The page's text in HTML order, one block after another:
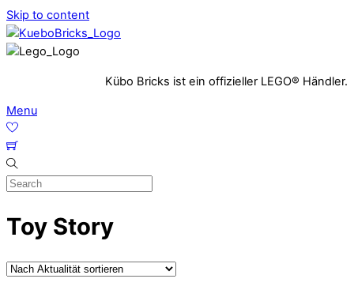
Skip to content
Kübo Bricks ist ein offizieller LEGO® Händler.
Menu
Toy Story